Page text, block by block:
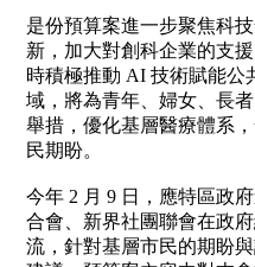
出
版
刊
物
聯
我
們
是份預算案進一步聚焦科
新，加大對創科企業的支
時積極推動 AI 技術賦能公
域，將為青年、婦女、長
舉措，優化基層醫療體系
民期盼。
今年 2 月 9 日，應特區政
合會、新界社團聯會在政
流，針對基層市民的期盼